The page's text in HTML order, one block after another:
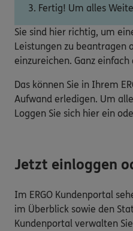
Fertig! Um alles
Sie sind hier richtig, um
Leistungen zu beantragen
einzureichen. Ganz einfach
Das können Sie in Ihrem
Aufwand erledigen. Um
Loggen Sie sich hier ein
Jetzt einloggen
Im ERGO Kundenportal
im Überblick sowie den
Kundenportal verwalten